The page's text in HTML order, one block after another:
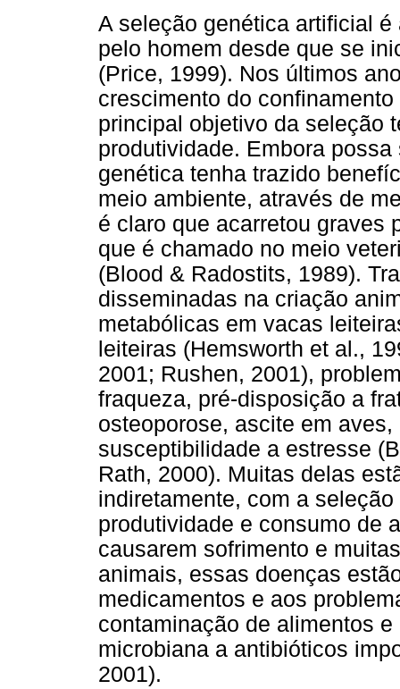
A seleção genética artificial
pelo homem desde que se
(Price, 1999). Nos últimos
crescimento do
principal objetivo da seleção
produtividade. Embora
genética tenha trazido
meio ambiente, através de
é claro que acarretou graves
que é chamado no meio
(Blood & Radostits, 1989).
disseminadas na criação
metabólicas em vacas
leiteiras (Hemsworth et al.,
2001; Rushen, 2001),
fraqueza, pré-disposição a
osteoporose, ascite em
susceptibilidade a estresse
Rath, 2000). Muitas delas
indiretamente, com a
produtividade e consumo de
causarem sofrimento e
animais, essas doenças
medicamentos e aos
contaminação de alimentos
microbiana a antibióticos
2001).